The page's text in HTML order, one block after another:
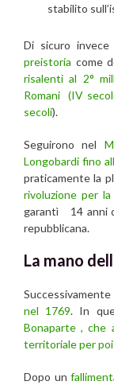
stabilito
Di sicuro invece
preistoria come
risalenti al 2°
Romani (IV
secoli).
Seguirono nel
Longobardi fino
praticamente la
rivoluzione per la
garantì 14 anni
repubblicana.
La mano
nel 1769. In
Bonaparte , che
territoriale per poi
Dopo un